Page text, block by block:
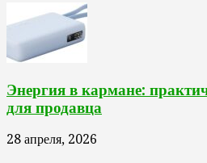
Энергия в кармане:
для продавца
28 апреля, 2026